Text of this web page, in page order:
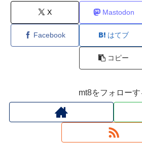
X Mastodon
Facebook はてブ
コピー
mt8をフォローす